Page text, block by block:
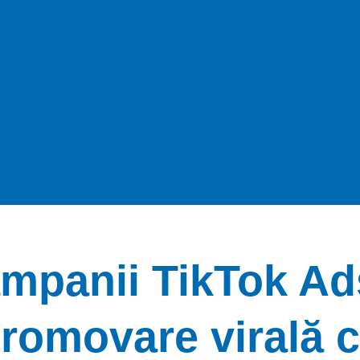
TikTok
virală